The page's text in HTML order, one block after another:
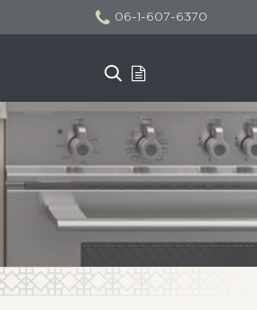
06-1-607-6370